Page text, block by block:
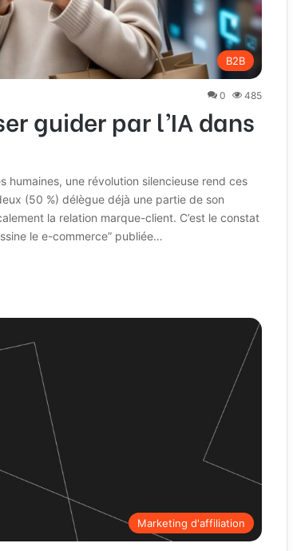
B2B
0 485
guider par l’IA dans
humaines, une révolution silencieuse rend ces
(50 %) délègue déjà une partie de son
la relation marque-client. C’est le constat
le e-commerce” publiée…
Marketing d'affiliation